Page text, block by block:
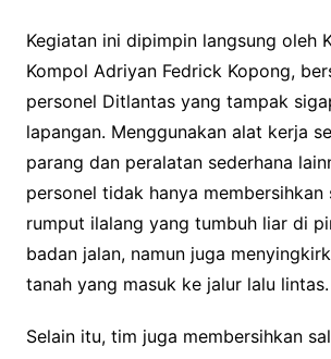
Kegiatan ini dipimpin langsung oleh
Kompol Adriyan Fedrick Kopong,
personel Ditlantas yang tampak
lapangan. Menggunakan alat kerja
parang dan peralatan sederhana
personel tidak hanya membersihkan
rumput ilalang yang tumbuh liar di
badan jalan, namun juga
tanah yang masuk ke jalur lalu lintas.
Selain itu, tim juga membersihkan